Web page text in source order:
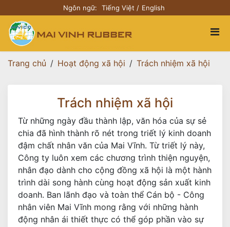
Ngôn ngữ: Tiếng Việt English
Trang chủ Hoạt động xã hội Trách nhiệm xã hội
Trách nhiệm xã hội
Từ những ngày đầu thành lập, văn hóa của sự sẻ
chia đã hình thành rõ nét trong triết lý kinh doanh
đậm chất nhân văn của Mai Vĩnh. Từ triết lý này,
Công ty luôn xem các chương trình thiện nguyện,
nhân đạo dành cho cộng đồng xã hội là một hành
trình dài song hành cùng hoạt động sản xuất kinh
doanh. Ban lãnh đạo và toàn thể Cán bộ - Công
nhân viên Mai Vĩnh mong rằng với những hành
động nhân ái thiết thực có thể góp phần vào sự